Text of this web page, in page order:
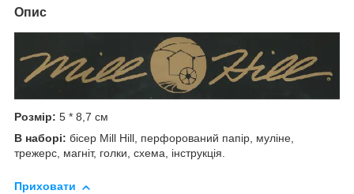
Опис
Розмір: 5 * 8,7 см
В наборі: бісер Mill Hill, перфорований папір, муліне,
трежерс, магніт, голки, схема, інструкція.
Приховати